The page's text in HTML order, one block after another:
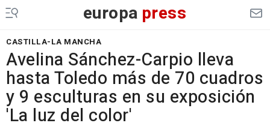
europa press
CASTILLA-LA MANCHA
Avelina Sánchez-Carpio lleva
hasta Toledo más de 70 cuadros
y 9 esculturas en su exposición
'La luz del color'